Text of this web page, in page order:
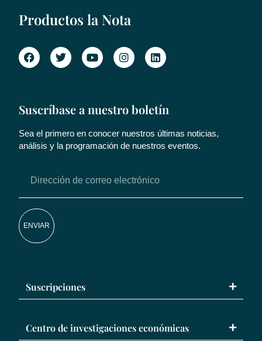
Productos la Nota
Suscríbase a nuestro boletín
Sea el primero en conocer nuestros últimas noticias,
análisis y la programación de nuestros eventos.
ENVIAR
Suscripciones
Centro de investigaciones económicas